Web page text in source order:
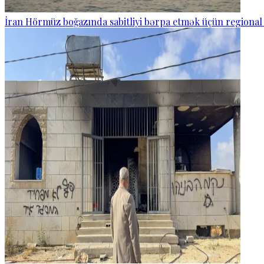
İran Hörmüz boğazında sabitliyi bərpa etmək üçün regional